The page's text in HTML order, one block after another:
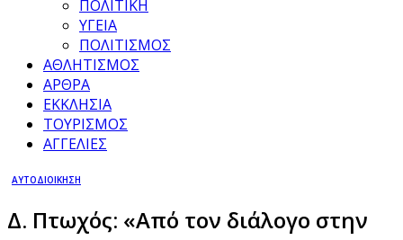
ΠΟΛΙΤΙΚΗ
ΥΓΕΙΑ
ΠΟΛΙΤΙΣΜΟΣ
ΑΘΛΗΤΙΣΜΟΣ
ΑΡΘΡΑ
ΕΚΚΛΗΣΙΑ
ΤΟΥΡΙΣΜΟΣ
ΑΓΓΕΛΙΕΣ
ΑΥΤΟΔΙΟΙΚΗΣΗ
Δ. Πτωχός: «Από τον διάλογο στην